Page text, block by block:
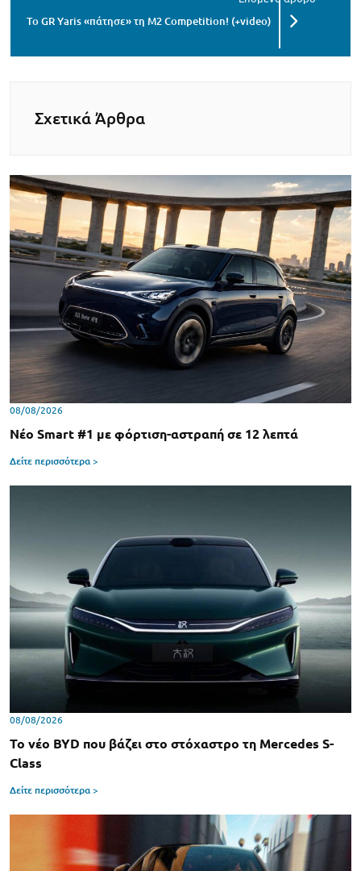
Το GR Yaris «πάτησε» τη M2 Competition! (+video)
Σχετικά Άρθρα
08/08/2026
Νέο Smart #1 με φόρτιση-αστραπή σε 12 λεπτά
Δείτε περισσότερα >
08/08/2026
Το νέο BYD που βάζει στο στόχαστρο τη Mercedes S-
Class
Δείτε περισσότερα >